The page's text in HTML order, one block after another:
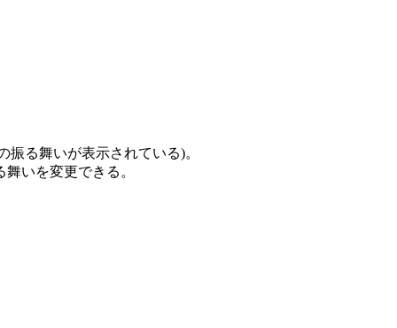
る舞いが表示されている)。
いを変更できる。